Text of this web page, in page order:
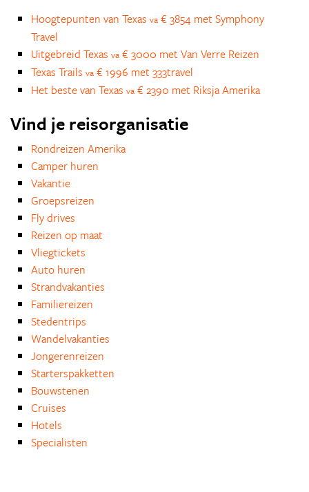
Hoogtepunten van Texas va € 3854 met Symphony
Travel
Uitgebreid Texas va € 3000 met Van Verre Reizen
Texas Trails va € 1996 met 333travel
Het beste van Texas va € 2390 met Riksja Amerika
Vind je reisorganisatie
Rondreizen Amerika
Camper huren
Vakantie
Groepsreizen
Fly drives
Reizen op maat
Vliegtickets
Auto huren
Strandvakanties
Familiereizen
Stedentrips
Wandelvakanties
Jongerenreizen
Starterspakketten
Bouwstenen
Cruises
Hotels
Specialisten